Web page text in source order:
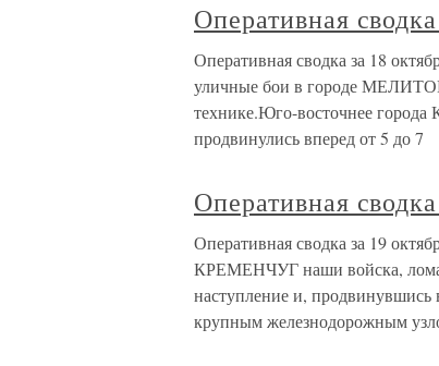
Оперативная
Оперативная сводка за 18
уличные бои в городе
технике.Юго-восточнее
продвинулись вперед от 5 до 7
Оперативная
Оперативная сводка за 19
КРЕМЕНЧУГ наши войска,
наступление и, продвинувшись
крупным железнодорожным